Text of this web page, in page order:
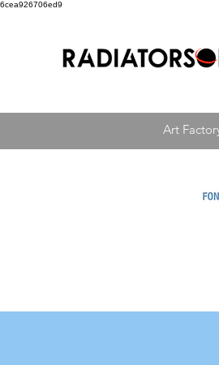
6cea926706ed9
Art